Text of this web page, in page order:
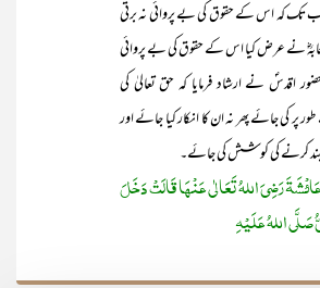
تک کہ اس کے حقوق کی بے پروائی نہ برتی
نے عرض کیا اس کے حقوق کی بے پروائی
اقدسؐ نے ارشاد فرمایا کہ حق تعالیٰ کی
طور پر کی جائے پھر نہ ان کا انکار کیا جائے اور
کرنے کی کوشش کی جائے۔
رَضِیَ اللہُ تَعَالٰی عَنْھَا قَالَتْ دَخَلَ
صَلَّی اللہُ عَلَیْہِ